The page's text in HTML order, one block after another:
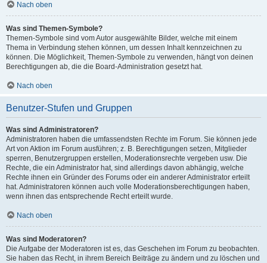
Nach oben
Was sind Themen-Symbole?
Themen-Symbole sind vom Autor ausgewählte Bilder, welche mit einem
Thema in Verbindung stehen können, um dessen Inhalt kennzeichnen zu
können. Die Möglichkeit, Themen-Symbole zu verwenden, hängt von deinen
Berechtigungen ab, die die Board-Administration gesetzt hat.
Nach oben
Benutzer-Stufen und Gruppen
Was sind Administratoren?
Administratoren haben die umfassendsten Rechte im Forum. Sie können jede
Art von Aktion im Forum ausführen; z. B. Berechtigungen setzen, Mitglieder
sperren, Benutzergruppen erstellen, Moderationsrechte vergeben usw. Die
Rechte, die ein Administrator hat, sind allerdings davon abhängig, welche
Rechte ihnen ein Gründer des Forums oder ein anderer Administrator erteilt
hat. Administratoren können auch volle Moderationsberechtigungen haben,
wenn ihnen das entsprechende Recht erteilt wurde.
Nach oben
Was sind Moderatoren?
Die Aufgabe der Moderatoren ist es, das Geschehen im Forum zu beobachten.
Sie haben das Recht, in ihrem Bereich Beiträge zu ändern und zu löschen und